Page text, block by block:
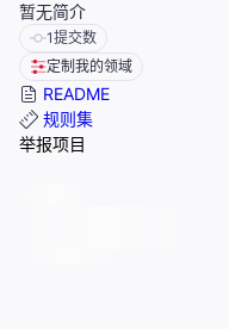
暂无简介
1提交数
定制我的领域
README
规则集
举报项目